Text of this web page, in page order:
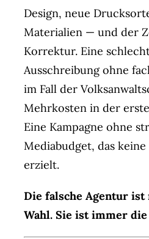
Design, neue
Materialien — und der
Korrektur. Eine
Ausschreibung ohne
im Fall der
Mehrkosten in der
Eine Kampagne ohne
Mediabudget, das
erzielt.
Die falsche Agentur
Wahl. Sie ist immer